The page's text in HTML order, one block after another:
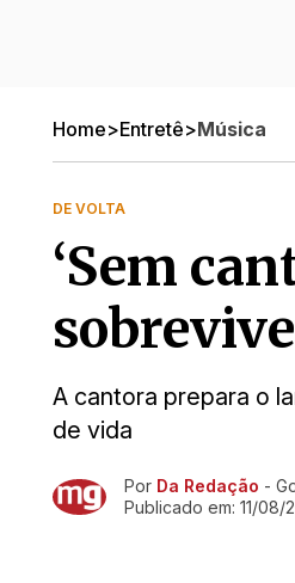
Home>Entretê>Música
DE VOLTA
‘Sem
A cantora prepara o
de vida
Ir direto pra matéria
Por Da Redação -
Publicado em: 11/08/